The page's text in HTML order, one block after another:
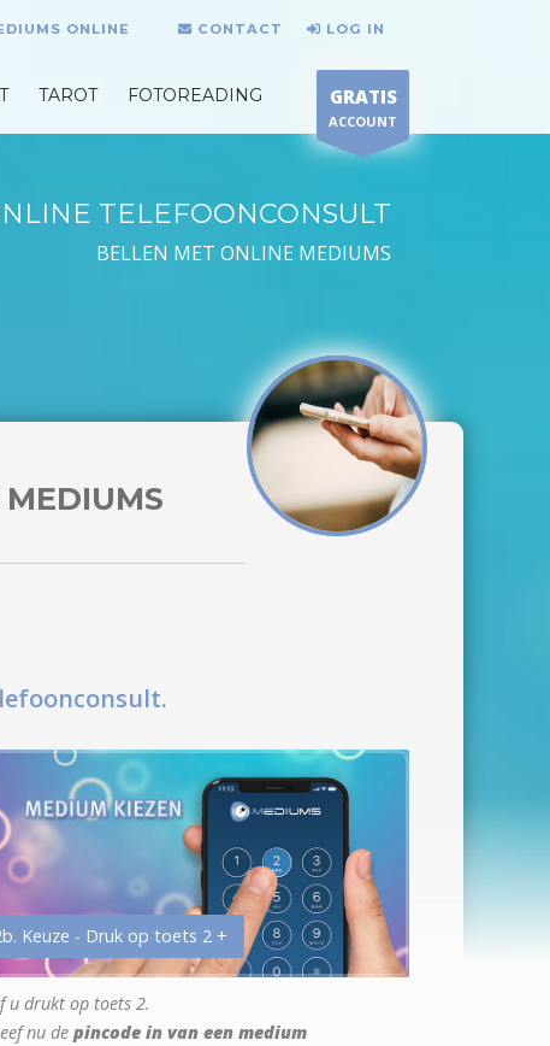
ONLINE CONTACT LOG IN
TAROT FOTOREADING GRATIS
ACCOUNT
TELEFOONCONSULT
BELLEN MET ONLINE MEDIUMS
Keuze - Druk op toets 2 +
u drukt op toets 2.
nu de pincode in van een medium